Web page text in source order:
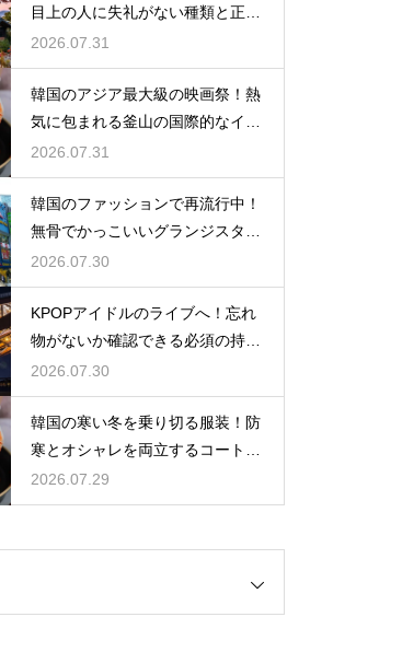
目上の人に失礼がない種類と正し
い使い分け
2026.07.31
韓国のアジア最大級の映画祭！熱
気に包まれる釜山の国際的なイベ
ント
2026.07.31
韓国のファッションで再流行中！
無骨でかっこいいグランジスタイ
ルの特徴
2026.07.30
KPOPアイドルのライブへ！忘れ
物がないか確認できる必須の持ち
物リスト
2026.07.30
韓国の寒い冬を乗り切る服装！防
寒とオシャレを両立するコートの
種類
2026.07.29